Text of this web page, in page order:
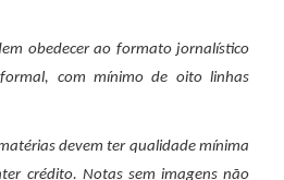
obedecer ao formato jornalístico
com mínimo de oito linhas
devem ter qualidade mínima
crédito. Notas sem imagens não